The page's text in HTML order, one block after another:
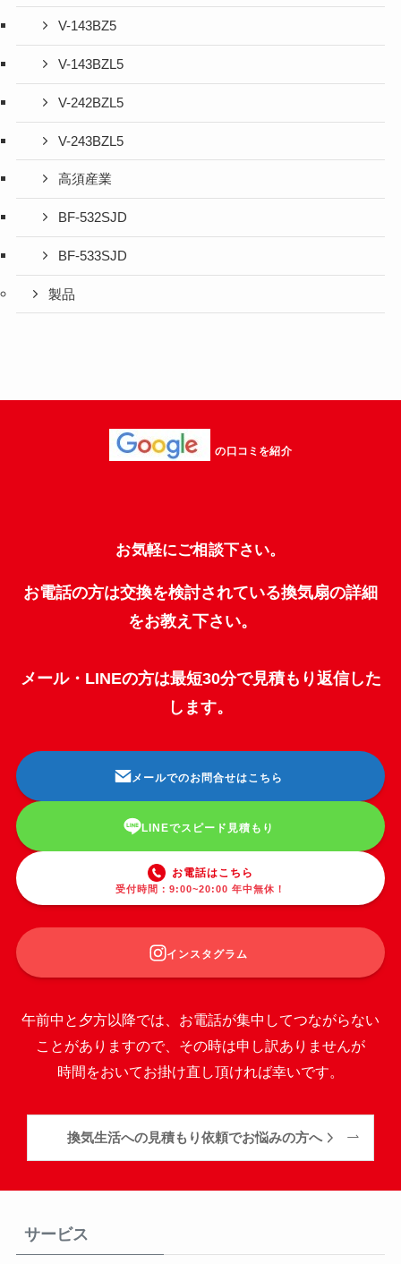
V-143BZ5
V-143BZL5
V-242BZL5
V-243BZL5
高須産業
BF-532SJD
BF-533SJD
製品
の口コミを紹介
お気軽にご相談下さい。
お電話の方は交換を検討されている換気扇の詳細
をお教え下さい。
メール・LINEの方は最短30分で見積もり返信した
します。
メールでのお問合せはこちら
LINEでスピード見積もり
お電話はこちら
受付時間：9:00~20:00 年中無休！
インスタグラム
午前中と夕方以降では、お電話が集中してつながらない
ことがありますので、その時は申し訳ありませんが
時間をおいてお掛け直し頂ければ幸いです。
換気生活への見積もり依頼でお悩みの方へ
サービス